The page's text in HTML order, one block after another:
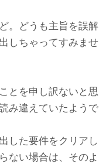
。どうも主旨を誤解
しちゃってすみませ
とを申し訳ないと思
み違えていたようで
した要件をクリアし
ない場合は、そのよ